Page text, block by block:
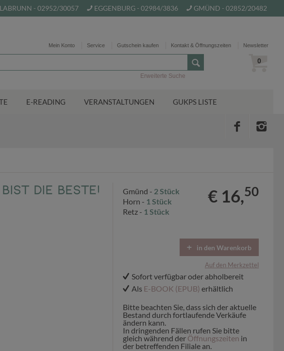
- 02952/30057 EGGENBURG - 02984/3836 GMÜND - 02852/20482
Mein Konto Service Gutschein kaufen Kontakt & Öffnungszeiten Newsletter
0
Erweiterte Suche
E-READING VERANSTALTUNGEN GUKPS LISTE
bist die Beste!
Gmünd - 2 Stück
Horn - 1 Stück
Retz - 1 Stück
€ 16,50
in den Warenkorb
Auf den Merkzettel
Sofort verfügbar oder abholbereit
Als E-BOOK (EPUB) erhältlich
Bitte beachten Sie, dass sich der aktuelle
Bestand durch fortlaufende Verkäufe
ändern kann.
In dringenden Fällen rufen Sie bitte
gleich während der Öffnungszeiten in
der betreffenden Filiale an.